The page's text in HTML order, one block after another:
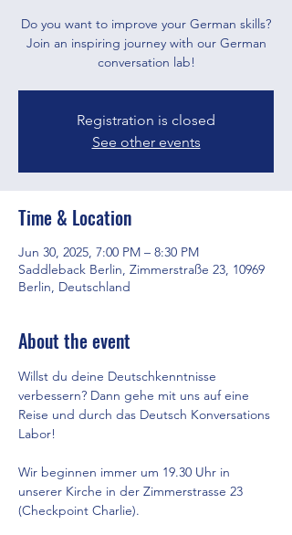
Do you want to improve your German skills?
Join an inspiring journey with our German
conversation lab!
Registration is closed
See other events
Time & Location
Jun 30, 2025, 7:00 PM – 8:30 PM
Saddleback Berlin, Zimmerstraße 23, 10969
Berlin, Deutschland
About the event
Willst du deine Deutschkenntnisse
verbessern? Dann gehe mit uns auf eine
Reise und durch das Deutsch Konversations
Labor!
Wir beginnen immer um 19.30 Uhr in
unserer Kirche in der Zimmerstrasse 23
(Checkpoint Charlie).